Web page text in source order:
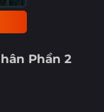
Phần 2